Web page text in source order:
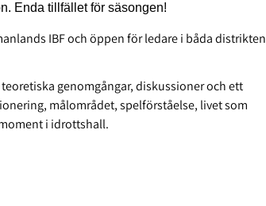
Enda tillfället för säsongen!
IBF och öppen för ledare i båda distrikten
genomgångar, diskussioner och ett
målområdet, spelförståelse, livet som
i idrottshall.